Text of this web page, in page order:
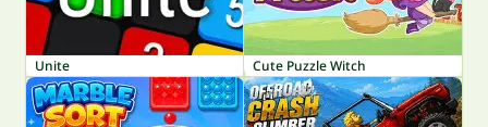
Unite Cute Puzzle Witch